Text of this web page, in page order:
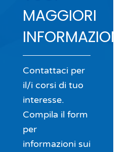
MAGGIORI
INFORMAZIONI?
Contattaci per
il/i corsi di tuo
interesse.
Compila il form
per
informazioni sui